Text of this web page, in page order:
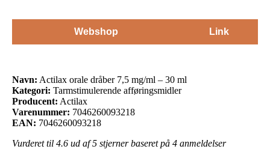
Webshop Link
Navn: Actilax orale dråber 7,5 mg/ml – 30 ml
Kategori: Tarmstimulerende afføringsmidler
Producent: Actilax
Varenummer: 7046260093218
EAN: 7046260093218
Vurderet til 4.6 ud af 5 stjerner baseret på 4 anmeldelser